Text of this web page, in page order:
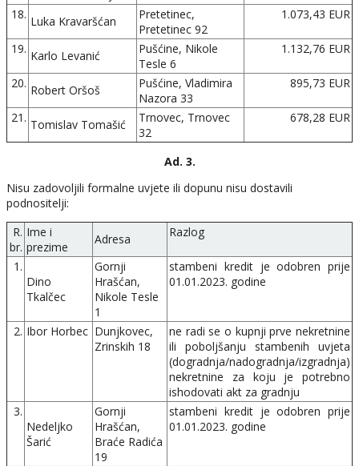
18. Luka Kravaršćan
Pretetinec,
Pretetinec 92
1.073,43 EUR
19. Karlo Levanić
Pušćine, Nikole
Tesle 6
1.132,76 EUR
20. Robert Oršoš
Pušćine, Vladimira
Nazora 33
895,73 EUR
21. Tomislav Tomašić
Trnovec, Trnovec
32
678,28 EUR
Ad. 3.
Nisu zadovoljili formalne uvjete ili dopunu nisu dostavili
podnositelji:
R.
br.
Ime i
prezime
Adresa Razlog
1.
Dino
Tkalčec
Gornji
Hrašćan,
Nikole Tesle
1
stambeni kredit je odobren prije
01.01.2023. godine
2. Ibor Horbec Dunjkovec,
Zrinskih 18
ne radi se o kupnji prve nekretnine
ili poboljšanju stambenih uvjeta
(dogradnja/nadogradnja/izgradnja)
nekretnine za koju je potrebno
ishodovati akt za gradnju
3.
Nedeljko
Šarić
Gornji
Hrašćan,
Braće Radića
19
stambeni kredit je odobren prije
01.01.2023. godine